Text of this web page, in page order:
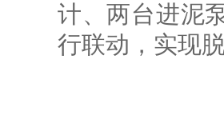
计、两台进泥
行联动，实现